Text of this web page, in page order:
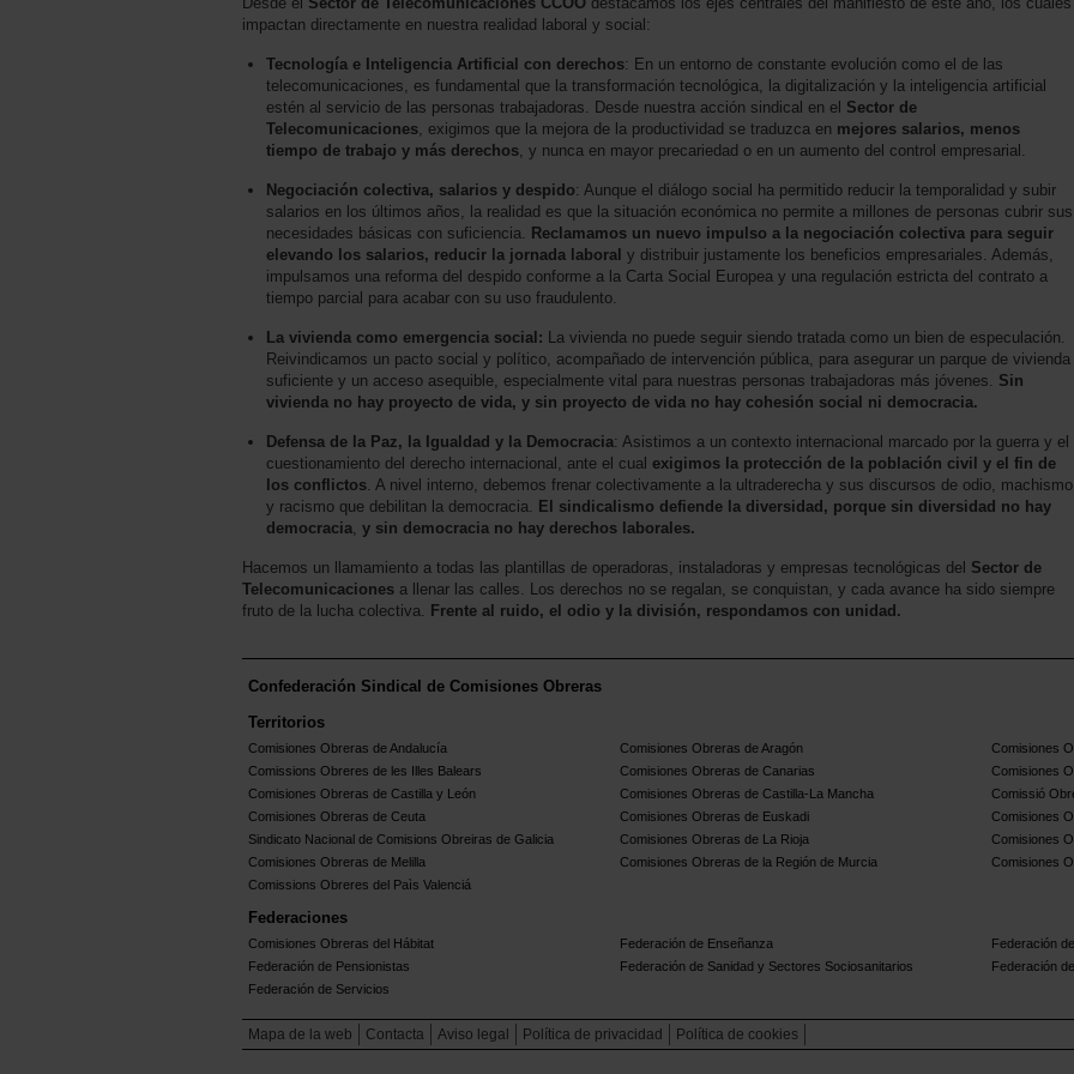
impactan directamente en nuestra realidad laboral y social:
Tecnología e Inteligencia Artificial con derechos: En un entorno de constante evolución como el de las
telecomunicaciones, es fundamental que la transformación tecnológica, la digitalización y la inteligencia artificial
estén al servicio de las personas trabajadoras. Desde nuestra acción sindical en el Sector de
Telecomunicaciones , exigimos que la mejora de la productividad se traduzca en mejores salarios, menos
tiempo de trabajo y más derechos , y nunca en mayor precariedad o en un aumento del control empresarial.
Negociación colectiva, salarios y despido: Aunque el diálogo social ha permitido reducir la temporalidad y subir
salarios en los últimos años, la realidad es que la situación económica no permite a millones de personas cubrir sus
necesidades básicas con suficiencia. Reclamamos un nuevo impulso a la negociación colectiva para seguir
elevando los salarios, reducir la jornada laboral y distribuir justamente los beneficios empresariales. Además,
impulsamos una reforma del despido conforme a la Carta Social Europea y una regulación estricta del contrato a
tiempo parcial para acabar con su uso fraudulento.
La vivienda como emergencia social: La vivienda no puede seguir siendo tratada como un bien de especulación.
Reivindicamos un pacto social y político, acompañado de intervención pública, para asegurar un parque de vivienda
suficiente y un acceso asequible, especialmente vital para nuestras personas trabajadoras más jóvenes. Sin
vivienda no hay proyecto de vida, y sin proyecto de vida no hay cohesión social ni democracia.
Defensa de la Paz, la Igualdad y la Democracia: Asistimos a un contexto internacional marcado por la guerra y el
cuestionamiento del derecho internacional, ante el cual exigimos la protección de la población civil y el fin de
los conflictos . A nivel interno, debemos frenar colectivamente a la ultraderecha y sus discursos de odio, machismo
y racismo que debilitan la democracia. El sindicalismo defiende la diversidad, porque sin diversidad no hay
democracia y sin democracia no hay derechos laborales.
Hacemos un llamamiento a todas las plantillas de operadoras, instaladoras y empresas tecnológicas del Sector de
Telecomunicaciones a llenar las calles. Los derechos no se regalan, se conquistan, y cada avance ha sido siempre
fruto de la lucha colectiva. Frente al ruido, el odio y la división, respondamos con unidad.
Confederación Sindical de Comisiones Obreras
Territorios
Comisiones Obreras de Andalucía Comisiones Obreras de Aragón
Comisiones
Comissions Obreres de les Illes Balears
Comisiones Obreras de Canarias
Comisiones
Comisiones Obreras de Castilla y León
Comisiones Obreras de Castilla-La Mancha
Comissió
Comisiones Obreras de Ceuta
Comisiones Obreras de Euskadi
Comisiones
Sindicato Nacional de Comisions Obreiras de Galicia
Comisiones Obreras de La Rioja
Comisiones
Comisiones Obreras de Melilla
Comisiones Obreras de la Región de Murcia
Comisiones
Comissions Obreres del Paìs Valenciá
Federaciones
Comisiones Obreras del Hábitat Federación de Enseñanza
Federación
Federación de Pensionistas
Federación de Sanidad y Sectores Sociosanitarios
Federación
Federación de Servicios
Mapa de la web Contacta Aviso legal Política de privacidad Política de cookies